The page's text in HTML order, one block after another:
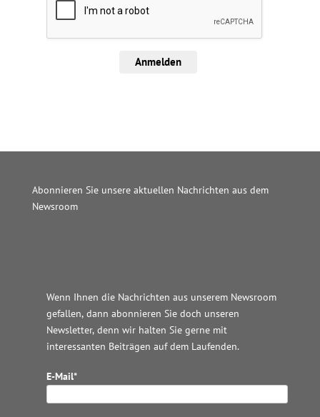
Anmelden
Abonnieren Sie unsere aktuellen Nachrichten aus dem
Newsroom
Wenn Ihnen die Nachrichten aus unserem Newsroom
gefallen, dann abonnieren Sie doch unseren
Newsletter, denn wir halten Sie gerne mit
interessanten Beiträgen auf dem Laufenden.
E-Mail*